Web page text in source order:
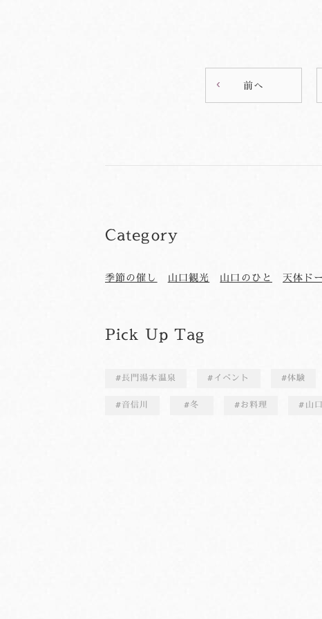
前へ
Category
季節の催し 山口観光 山口のひと 天体ド
Pick Up Tag
長門湯本温泉 イベント 体験
音信川 冬 お料理 山